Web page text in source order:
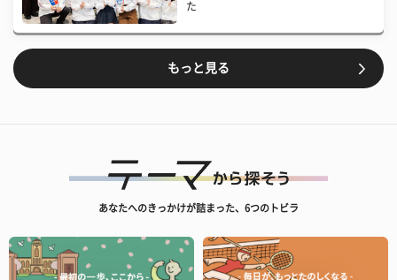
た
もっと見る
あなたへのきっかけが詰まった、6つのトビラ